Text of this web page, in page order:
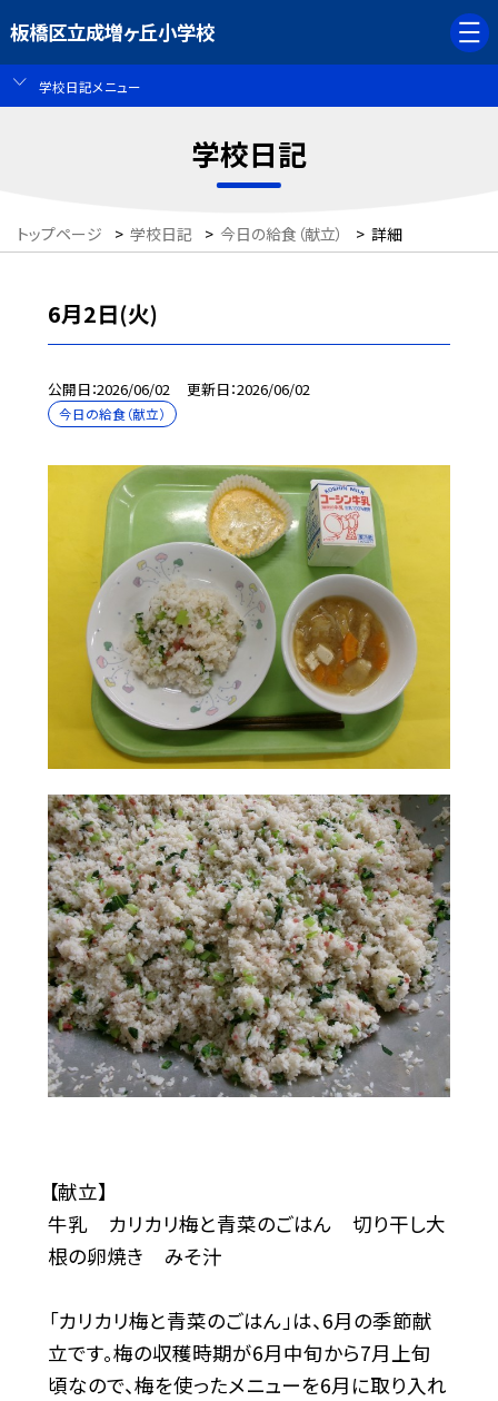
板橋区立成増ヶ丘小学校
学校日記メニュー
学校日記
トップページ > 学校日記 > 今日の給食（献立） > 詳細
6月2日(火)
公開日 2026/06/02 更新日 2026/06/02
今日の給食（献立）
【献立】
牛乳 カリカリ梅と青菜のごはん 切り干し大
根の卵焼き みそ汁
「カリカリ梅と青菜のごはん」は、6月の季節献
立です。梅の収穫時期が6月中旬から7月上旬
頃なので、梅を使ったメニューを6月に取り入れ